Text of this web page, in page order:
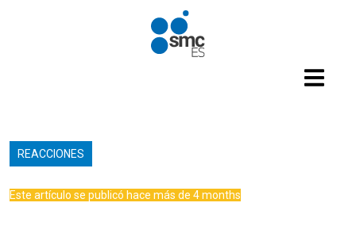
Pasar al contenido principal
REACCIONES
Este artículo se publicó hace más de 4 months